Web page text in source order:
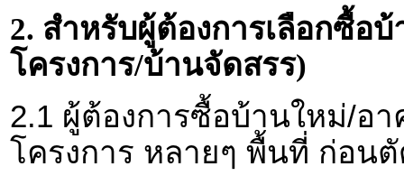
2. สำหรับผู้ต้องการเลือกซื้อ
โครงการ/บ้านจัดสรร)
2.1 ผู้ต้องการซื้อบ้านใหม่/อ
โครงการ หลายๆ พื้นที่ ก่อน